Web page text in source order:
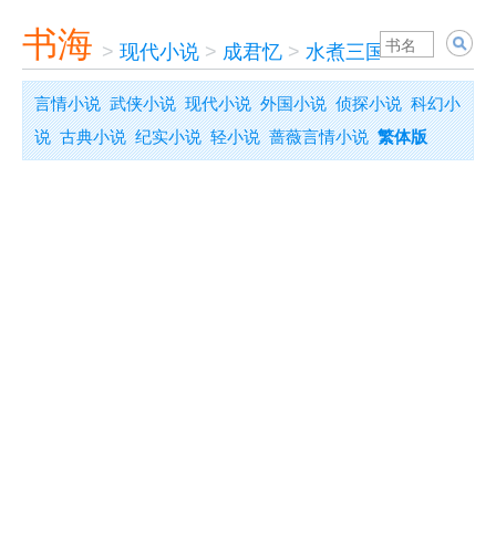
书海 > 现代小说 > 成君忆 > 水煮三国
言情小说 武侠小说 现代小说 外国小说 侦探小说 科幻小
说 古典小说 纪实小说 轻小说 蔷薇言情小说 繁体版